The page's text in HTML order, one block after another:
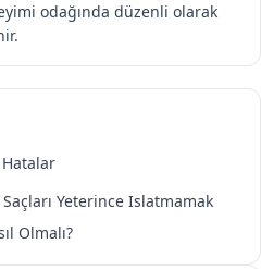
Hatalar
Yeterince Islatmamak
Olmalı?
odağında düzenli olarak